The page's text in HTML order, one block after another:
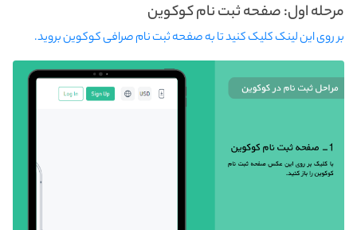
مرحله اول: صفحه ثبت نام کوکوین
بر روی این لینک کلیک کنید تا به صفحه ثبت نام صرافی کوکوین بروید.